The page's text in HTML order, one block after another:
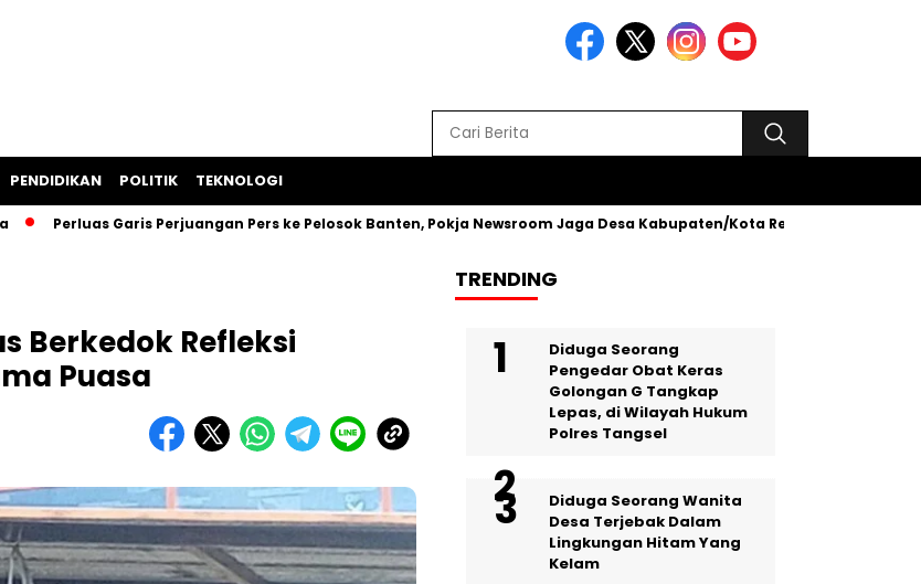
PENDIDIKAN POLITIK TEKNOLOGI
Perluas Garis Perjuangan Pers ke Pelosok Banten, Pokja Newsroom Jaga Desa Kabupaten/Kota Resmi Dilantik
Berkedok Refleksi
Puasa
TRENDING
‎Diduga Seorang
Pengedar Obat Keras
Golongan G Tangkap
Lepas, di Wilayah Hukum
Polres Tangsel
‎Diduga Seorang Wanita
Desa Terjebak Dalam
Lingkungan Hitam Yang
Kelam